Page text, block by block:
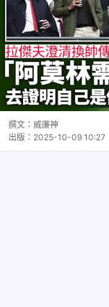
撰文： 威廉神
出版： 2025-10-09 10:27